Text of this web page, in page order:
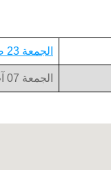
الجمعة 23 صفر 1448 (1448-02-23)
الجمعة 07 آب/أغسطس 2026 (2026-08-07)